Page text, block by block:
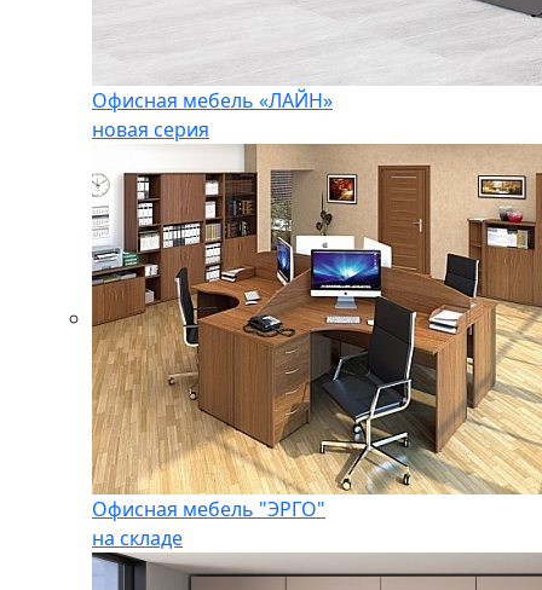
Офисная мебель «ЛАЙН»
новая серия
Офисная мебель "ЭРГО"
на складе